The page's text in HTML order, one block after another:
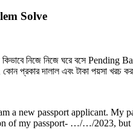
Solve
কিভাবে নিজে নিজে ঘরে বসে
প্রকার দালাল এবং টাকা পয়সা খরচ
new passport applicant. My
of my passport- …/…/2023,